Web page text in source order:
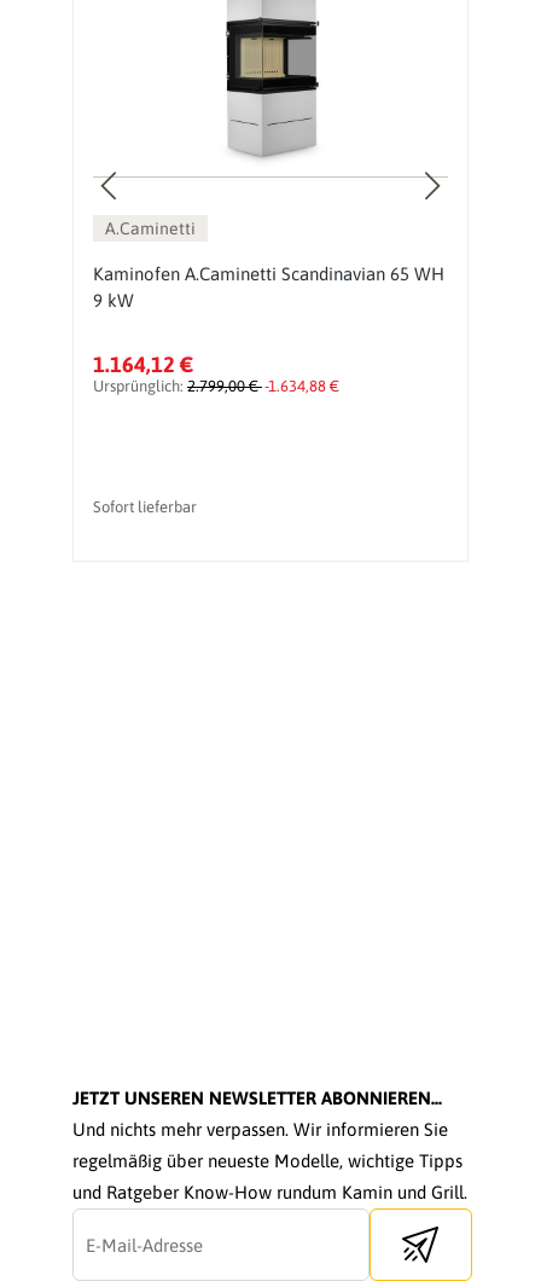
A.Caminetti
Kaminofen A.Caminetti Scandinavian 65 WH
9 kW
1.164,12 €
Ursprünglich: 2.799,00 €-1.634,88 €
Sofort lieferbar
JETZT UNSEREN NEWSLETTER ABONNIEREN...
Und nichts mehr verpassen. Wir informieren Sie
regelmäßig über neueste Modelle, wichtige Tipps
und Ratgeber Know-How rundum Kamin und Grill.
Send newsletter